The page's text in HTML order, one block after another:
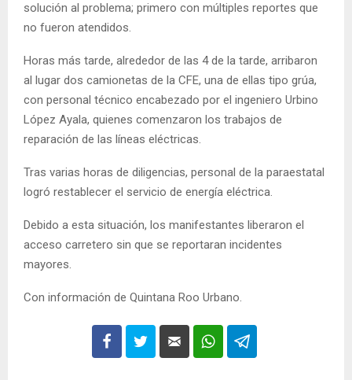
solución al problema; primero con múltiples reportes que
no fueron atendidos.
Horas más tarde, alrededor de las 4 de la tarde, arribaron
al lugar dos camionetas de la CFE, una de ellas tipo grúa,
con personal técnico encabezado por el ingeniero Urbino
López Ayala, quienes comenzaron los trabajos de
reparación de las líneas eléctricas.
Tras varias horas de diligencias, personal de la paraestatal
logró restablecer el servicio de energía eléctrica.
Debido a esta situación, los manifestantes liberaron el
acceso carretero sin que se reportaran incidentes
mayores.
Con información de Quintana Roo Urbano.